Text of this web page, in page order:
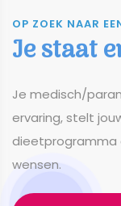
OP ZOEK NAAR
Je staat
​​​​​​​Je medisch/
ervaring, stelt
dieetprogramma
wensen.